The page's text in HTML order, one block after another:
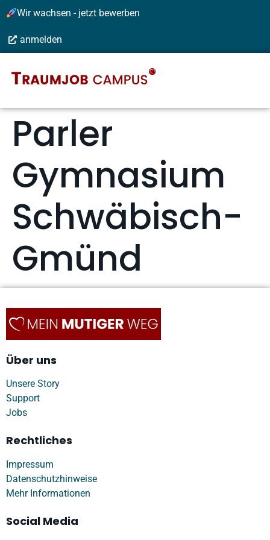
Wir wachsen - jetzt bewerben
anmelden
Parler
Gymnasium
Schwäbisch-
Gmünd
Über uns
Unsere Story
Support
Jobs
Rechtliches
Impressum
Datenschutzhinweise
Mehr Informationen
Social Media